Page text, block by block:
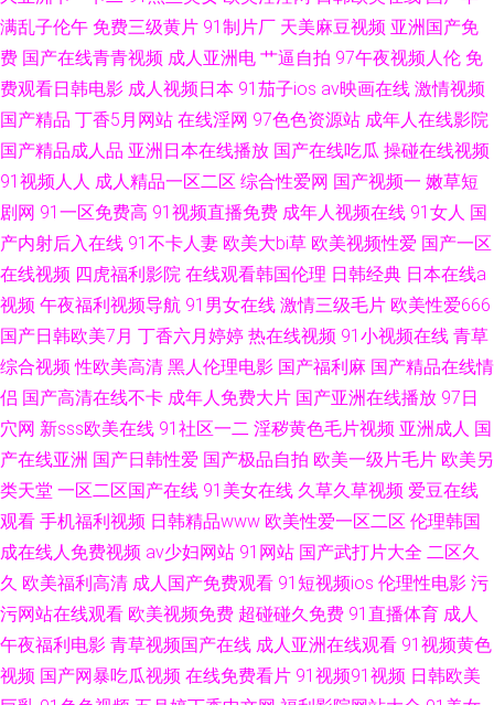
美女交 麻豆国产免费AV 国产日韩久久 精品一区视频久爱 成年人天堂 大胸黑
丝美女 a在线观看 成人毛片在线观看 91久久超碰 日韩无码精品免 欧美色视
频一区 久久综合久久鬼 看电影免费大全 久久综合伊人网 精品第一页 得嘚爱
起碰人人 超碰97久人91久人 91小视频观看 日韩经典第一页第二页 国产精伦
亚洲精品日韩中文字幕 日日草国产一二区 黄wwww 男女午夜 日韩精品国产
AV 91丁香 日韩丁香 凡人修仙在线观看 户外露出91 国产第17页 青青草国拍
2019 日韩蜜桃 日韩精品无码网站 人人操超碰在线 蜜桃视频WWWW 蜜桃在
线 久久黄色视频毛片 国产在线 久久精品久 九1网页观看 韩日中欧亚 国产精
妻人人爽 91网黄 91传媒在线 91传媒在线看 91视频精品网站 午夜福利视频
网 天天添夜夜 欧美人的性交 黄色小网站网页版 欧美人妖屁眼sss 97福利社
蜜桃久久久精品 草久久精品 干死日本B 午夜黄bb 青青草原在线伊人 妹妹91
网 精品国产美女AV 老湿机精品不卡在线 青青草精品 国产区精品区 看片91
满乱子伦午 免费三级黄片 91制片厂 天美麻豆视频 亚洲国产免
费 国产在线青青视频 成人亚洲电 艹逼自拍 97午夜视频人伦 免
费观看日韩电影 成人视频日本 91茄子ios av映画在线 激情视频
国产精品 丁香5月网站 在线淫网 97色色资源站 成年人在线影院
国产精品成人品 亚洲日本在线播放 国产在线吃瓜 操碰在线视频
91视频人人 成人精品一区二区 综合性爱网 国产视频一 嫩草短
剧网 91一区免费高 91视频直播免费 成年人视频在线 91女人 国
产内射后入在线 91不卡人妻 欧美大bi草 欧美视频性爱 国产一区
在线视频 四虎福利影院 在线观看韩国伦理 日韩经典 日本在线a
视频 午夜福利视频导航 91男女在线 激情三级毛片 欧美性爱666
国产日韩欧美7月 丁香六月婷婷 热在线视频 91小视频在线 青草
综合视频 性欧美高清 黑人伦理电影 国产福利麻 国产精品在线情
侣 国产高清在线不卡 成年人免费大片 国产亚洲在线播放 97日
穴网 新sss欧美在线 91社区一二 淫秽黄色毛片视频 亚洲成人 国
产在线亚洲 国产日韩性爱 国产极品自拍 欧美一级片毛片 欧美另
类天堂 一区二区国产在线 91美女在线 久草久草视频 爱豆在线
观看 手机福利视频 日韩精品www 欧美性爱一区二区 伦理韩国
成在线人免费视频 av少妇网站 91网站 国产武打片大全 二区久
久 欧美福利高清 成人国产免费观看 91短视频ios 伦理性电影 污
污网站在线观看 欧美视频免费 超碰碰久免费 91直播体育 成人
午夜福利电影 青草视频国产在线 成人亚洲在线观看 91视频黄色
视频 国产网暴吃瓜视频 在线免费看片 91视频91视频 日韩欧美